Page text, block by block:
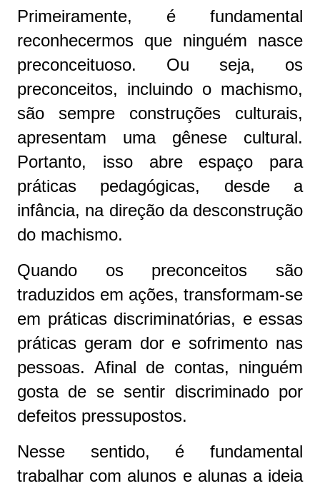
Primeiramente, é fundamental
reconhecermos que ninguém nasce
preconceituoso. Ou seja, os
preconceitos, incluindo o machismo,
são sempre construções culturais,
apresentam uma gênese cultural.
Portanto, isso abre espaço para
práticas pedagógicas, desde a
infância, na direção da desconstrução
do machismo.
Quando os preconceitos são
traduzidos em ações, transformam-se
em práticas discriminatórias, e essas
práticas geram dor e sofrimento nas
pessoas. Afinal de contas, ninguém
gosta de se sentir discriminado por
defeitos pressupostos.
Nesse sentido, é fundamental
trabalhar com alunos e alunas a ideia